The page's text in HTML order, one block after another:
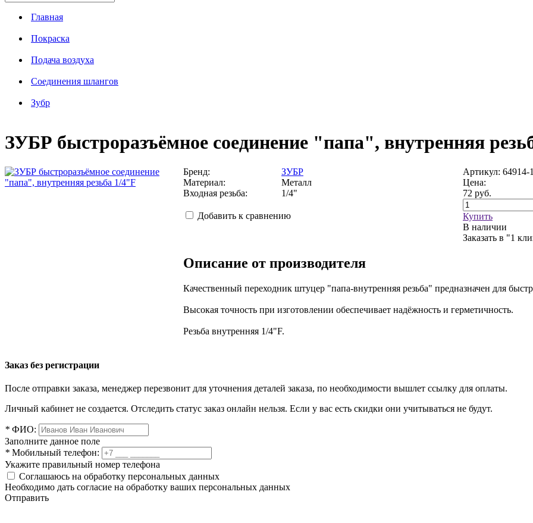
Главная
Покраска
Подача воздуха
Соединения шлангов
Зубр
ЗУБР быстроразъёмное соединение "папа", внутренняя
Бренд:
ЗУБР
Материал:
Металл
Входная резьба:
1/4"
Добавить к сравнению
Артикул: 64914-
Цена:
72 руб.
Купить
В наличии
Заказать в "1
Описание от производителя
Качественный переходник штуцер "папа-внутренняя резьба" предназначен для
Высокая точность при изготовлении обеспечивает надёжность и герметичность.
Резьба внутренняя 1/4"F.
Заказ без регистрации
После отправки заказа, менеджер перезвонит для уточнения деталей заказа, по необходимости вышлет ссылку для оплаты.
Личный кабинет не создается. Отследить статус заказ онлайн нельзя. Если у вас есть скидки они учитываться не будут.
* ФИО:
Заполните данное поле
* Мобильный телефон:
Укажите правильный номер телефона
Соглашаюсь на обработку персональных данных
Необходимо дать согласие на обработку ваших персональных данных
Отправить